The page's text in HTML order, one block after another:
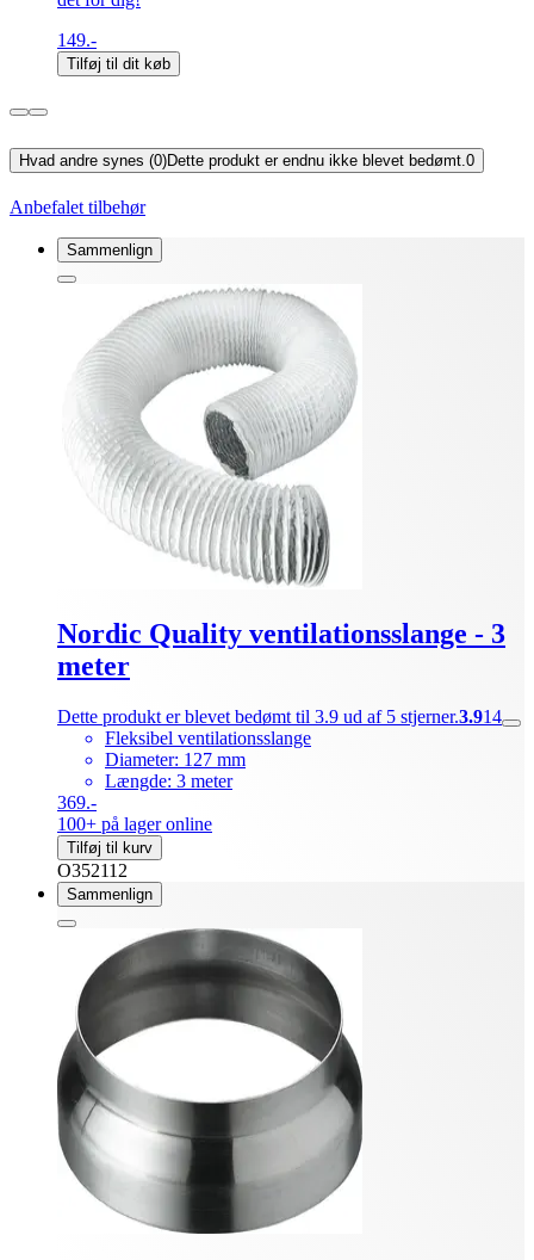
149.-
Tilføj til dit køb
Hvad andre synes (0)Dette produkt er endnu ikke blevet bedømt.0
Anbefalet tilbehør
Sammenlign
Nordic Quality ventilationsslange - 3
meter
Dette produkt er blevet bedømt til 3.9 ud af 5 stjerner.3.914
Fleksibel ventilationsslange
Diameter: 127 mm
Længde: 3 meter
369.-
100+ på lager online
Tilføj til kurv
O352112
Sammenlign